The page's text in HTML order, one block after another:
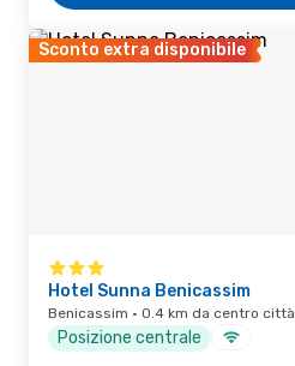
Sconto extra disponibile
Hotel Sunna Benicassim
Benicassim · 0.4 km da centro città
Posizione centrale